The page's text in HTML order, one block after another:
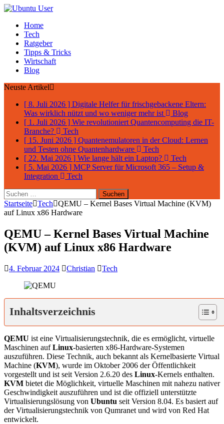
Home
Tech
Ratgeber
Tipps & Tricks
Wirtschaft
Blog
Neuste Artikel
[ 8. Juli 2026 ] Digitale Helfer für frischgebackene Eltern:
Was wirklich nützt und wo weniger mehr ist
Blog
[ 1. Juli 2026 ] Wie revolutioniert Quantencomputing die IT-
Branche?
Tech
[ 15. Juni 2026 ] Quantenemulatoren in der Cloud: Lernen
und Testen ohne Quantenhardware
Tech
[ 22. Mai 2026 ] Wie lange hält ein Laptop?
Tech
[ 5. Mai 2026 ] MCP Server für Microsoft 365 – Setup &
Integration
Tech
Suchen
nach:
Startseite Tech
QEMU – Kernel Bases Virtual Machine (KVM)
auf Linux x86 Hardware
QEMU – Kernel Bases Virtual Machine
(KVM) auf Linux x86 Hardware
4. Februar 2024 Christian Tech
Inhaltsverzeichnis
QEMU ist eine Virtualisierungstechnik, die es ermöglicht, virtuelle
Maschinen aufLinux-basierten x86-Hardware-Systemen
auszuführen. Diese Technik, auch bekannt als Kernelbasierte Virtual
Machine (KVM), wurde im Oktober 2006 der Öffentlichkeit
vorgestellt und ist seit Version 2.6.20 des Linux-Kernels enthalten.
KVM bietet die Möglichkeit, virtuelle Maschinen mit nahezu nativer
Geschwindigkeit auszuführen und ist die offiziell unterstützte
Virtualisierungslösung von Ubuntu seit Version 8.04. Es basiert auf
der Virtualisierungstechnik von Qumranet und wird von Red Hat
entwickelt.